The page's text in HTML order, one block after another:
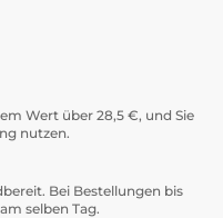
Wert über 28,5 €, und Sie
nutzen.
Bei Bestellungen bis
selben Tag.